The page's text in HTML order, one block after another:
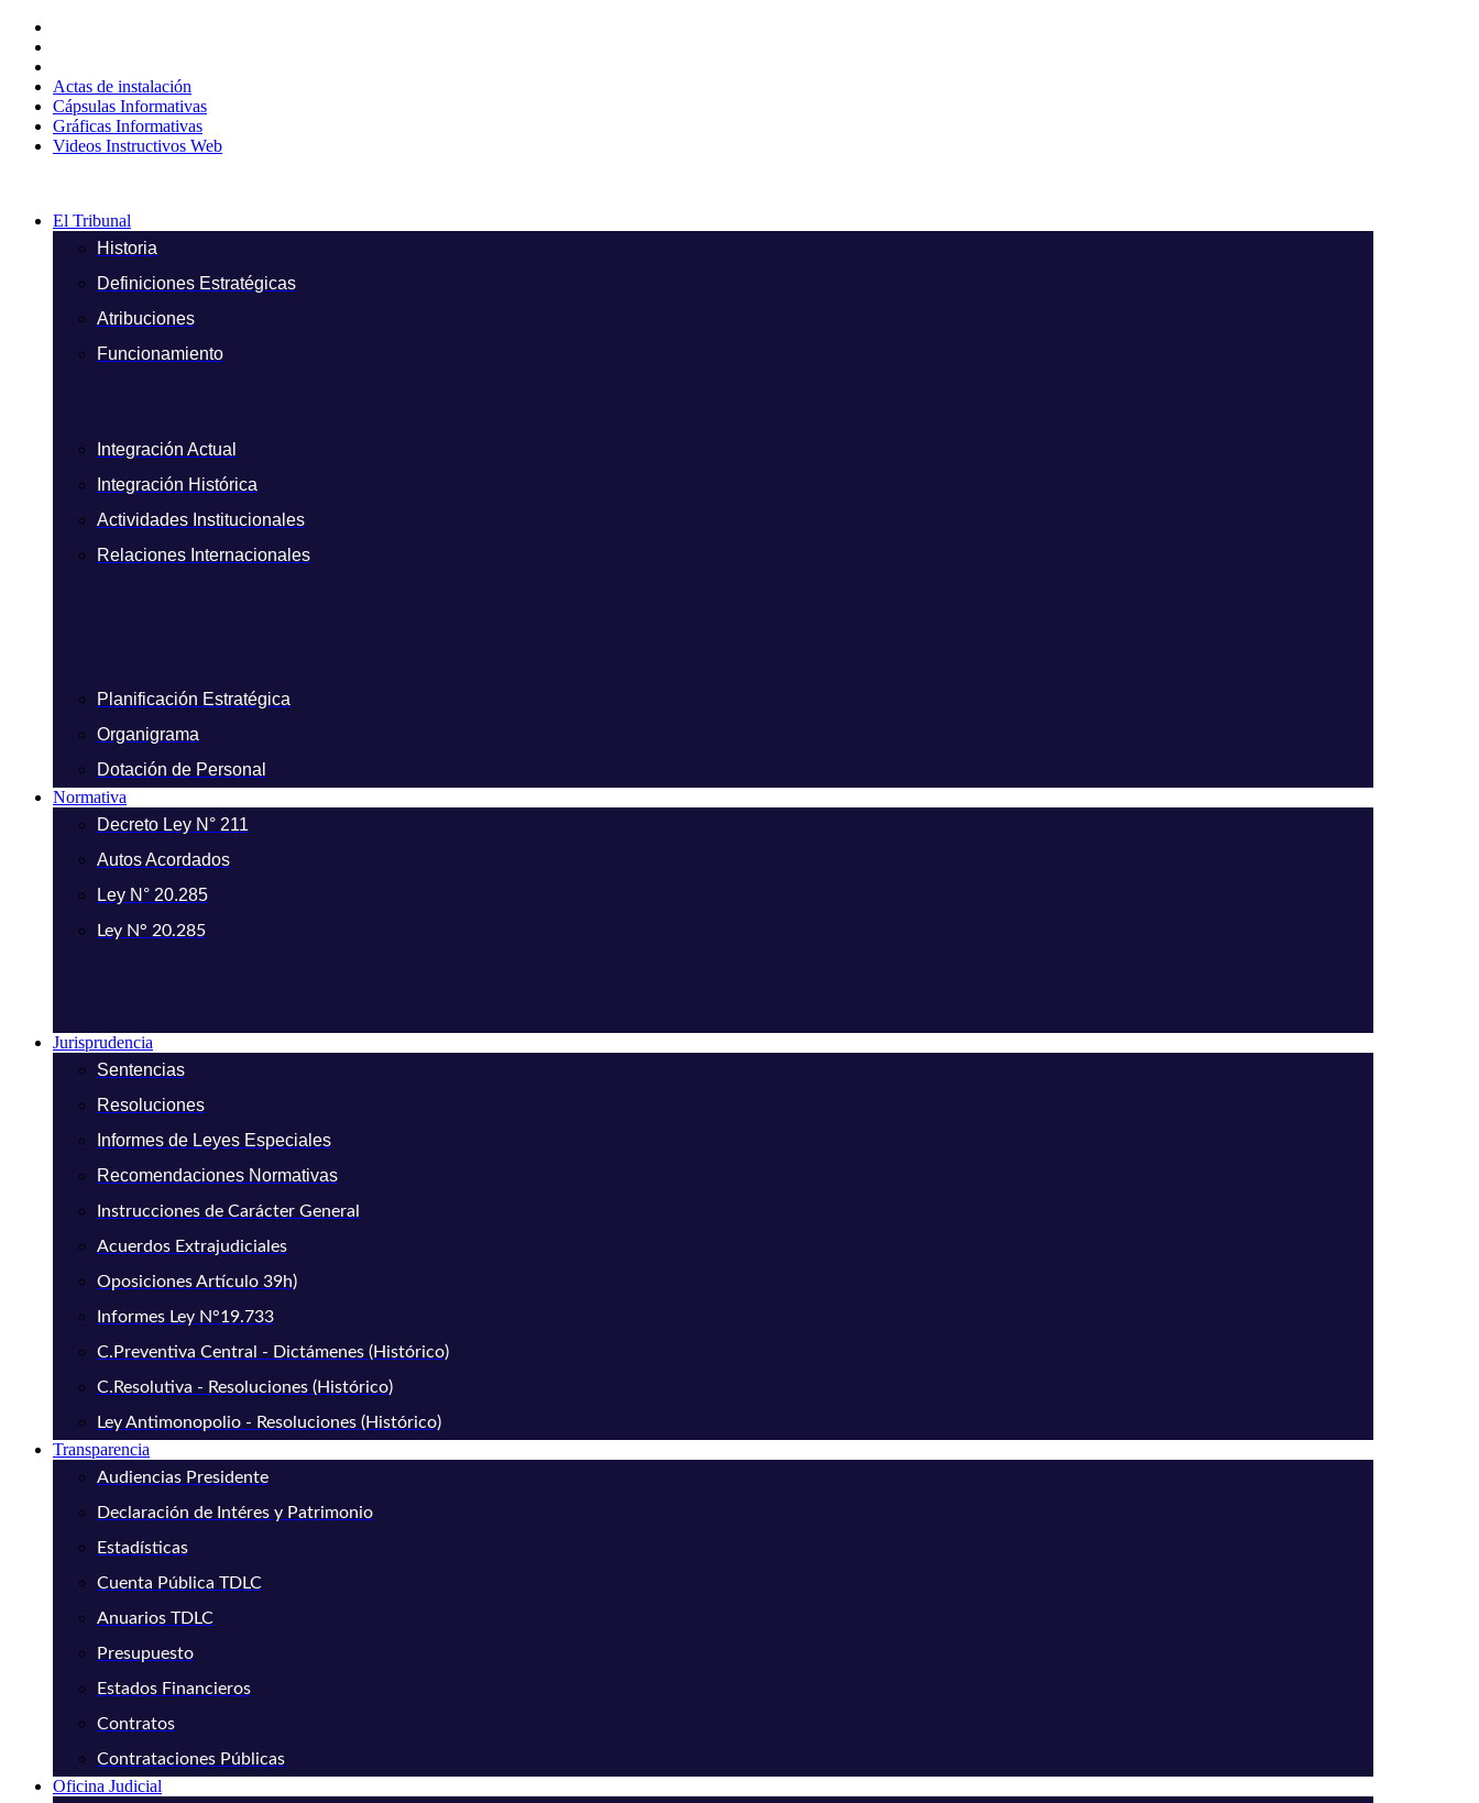
contenido
Actas de instalación
Cápsulas Informativas
Gráficas Informativas
Videos Instructivos Web
El Tribunal
Historia
Definiciones Estratégicas
Atribuciones
Funcionamiento
Integración Actual
Integración Histórica
Actividades Institucionales
Relaciones Internacionales
Planificación Estratégica
Organigrama
Dotación de Personal
Normativa
Decreto Ley N° 211
Autos Acordados
Ley N° 20.285
Ley N° 20.285
Jurisprudencia
Sentencias
Resoluciones
Informes de Leyes Especiales
Recomendaciones Normativas
Instrucciones de Carácter General
Acuerdos Extrajudiciales
Oposiciones Artículo 39h)
Informes Ley N°19.733
C.Preventiva Central - Dictámenes (Histórico)
C.Resolutiva - Resoluciones (Histórico)
Ley Antimonopolio - Resoluciones (Histórico)
Transparencia
Audiencias Presidente
Declaración de Intéres y Patrimonio
Estadísticas
Cuenta Pública TDLC
Anuarios TDLC
Presupuesto
Estados Financieros
Contratos
Contrataciones Públicas
Oficina Judicial